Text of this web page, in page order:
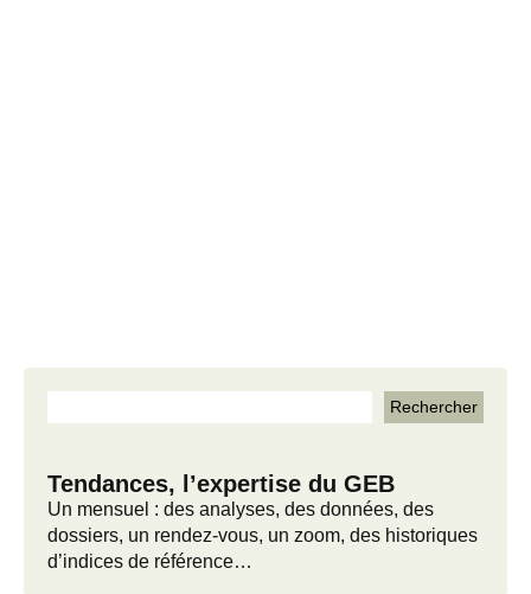
Tendances, l’expertise du GEB
Un mensuel : des analyses, des données, des
dossiers, un rendez-vous, un zoom, des historiques
d’indices de référence…